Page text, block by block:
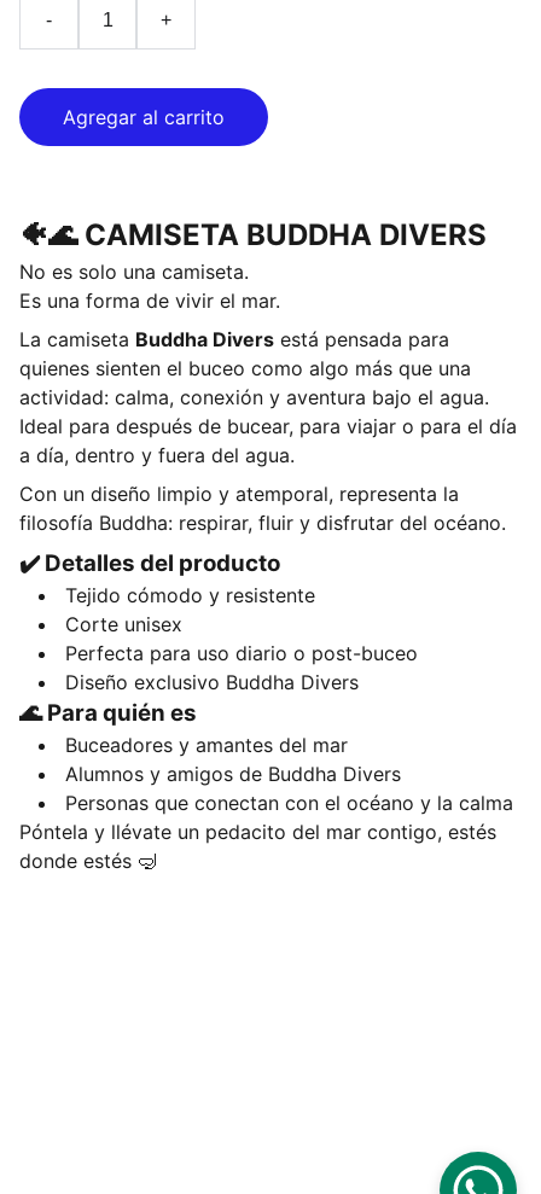
- +
Agregar al carrito
🐠🌊 CAMISETA BUDDHA DIVERS
No es solo una camiseta.
Es una forma de vivir el mar.
La camiseta Buddha Divers está pensada para
quienes sienten el buceo como algo más que una
actividad: calma, conexión y aventura bajo el agua.
Ideal para después de bucear, para viajar o para el día
a día, dentro y fuera del agua.
Con un diseño limpio y atemporal, representa la
filosofía Buddha: respirar, fluir y disfrutar del océano.
✔️ Detalles del producto
Tejido cómodo y resistente
Corte unisex
Perfecta para uso diario o post-buceo
Diseño exclusivo Buddha Divers
🌊 Para quién es
Buceadores y amantes del mar
Alumnos y amigos de Buddha Divers
Personas que conectan con el océano y la calma
Póntela y llévate un pedacito del mar contigo, estés
donde estés 🤿